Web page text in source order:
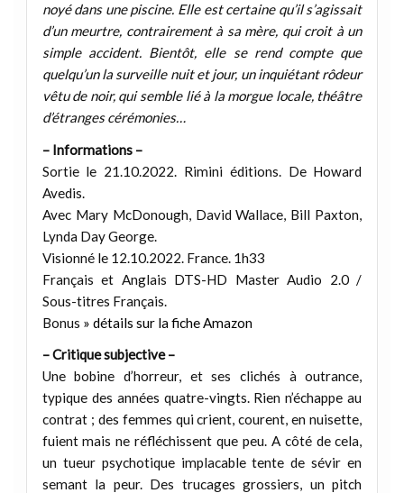
noyé dans une piscine. Elle est certaine qu’il s’agissait
d’un meurtre, contrairement à sa mère, qui croit à un
simple accident. Bientôt, elle se rend compte que
quelqu’un la surveille nuit et jour, un inquiétant rôdeur
vêtu de noir, qui semble lié à la morgue locale, théâtre
d’étranges cérémonies…
– Informations –
Sortie le 21.10.2022. Rimini éditions. De Howard
Avedis.
Avec Mary McDonough, David Wallace, Bill Paxton,
Lynda Day George.
Visionné le 12.10.2022. France. 1h33
Français et Anglais DTS-HD Master Audio 2.0 /
Sous-titres Français.
Bonus » détails sur la fiche Amazon
– Critique subjective –
Une bobine d’horreur, et ses clichés à outrance,
typique des années quatre-vingts. Rien n’échappe au
contrat ; des femmes qui crient, courent, en nuisette,
fuient mais ne réfléchissent que peu. A côté de cela,
un tueur psychotique implacable tente de sévir en
semant la peur. Des trucages grossiers, un pitch